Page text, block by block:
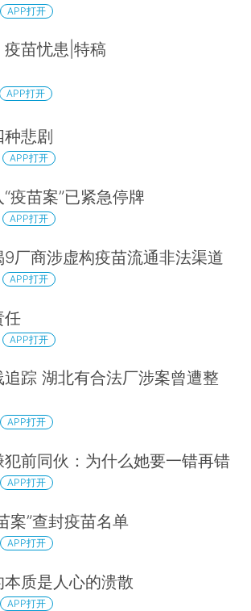
APP打开
疫苗忧患|特稿
APP打开
种悲剧
APP打开
疫苗案”已紧急停牌
APP打开
厂商涉虚构疫苗流通非法渠道
APP打开
任
APP打开
踪 湖北有合法厂涉案曾遭整
APP打开
前同伙：为什么她要一错再错
APP打开
案”查封疫苗名单
APP打开
质是人心的溃散
APP打开